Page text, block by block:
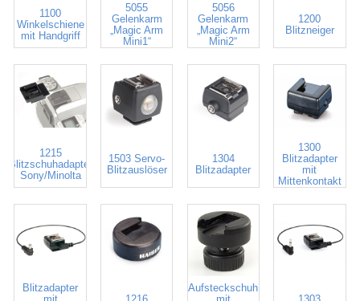
1100
Winkelschiene
mit Handgriff
5055
Gelenkarm
„Magic Arm
Mini1“
5056
Gelenkarm
„Magic Arm
Mini2“
1200
Blitzneiger
1215
Blitzschuhadapter
Sony/Minolta
1503 Servo-
Blitzauslöser
1304
Blitzadapter
1300
Blitzadapter
mit
Mittenkontakt
Blitzadapter
1211
Aufsteckschuh